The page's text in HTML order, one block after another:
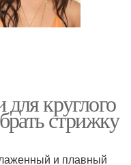
круглого
стрижку
и плавный